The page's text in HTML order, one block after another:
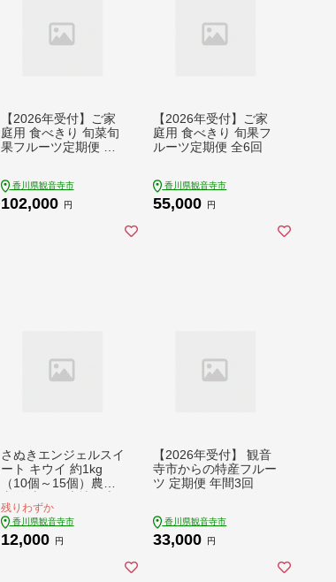
【2026年受付】ご家
庭用 食べきり 旬菜旬
果フルーツ定期便 全1
香川県観音寺市
102,000 円
【2026年受付】ご家
庭用 食べきり 旬果フ
ルーツ定期便 全6回
香川県観音寺市
55,000 円
さぬきエンジェルスイ
ート キウイ 約1kg
（10個～15個）農園
み。海のそばで育った
天使の甘さ 香川県オ
リジナル品種 キウイ
残りわずか
香川県観音寺市
12,000 円
【2026年受付】 観音
寺市からの特産フルー
ツ 定期便 年間3回
香川県観音寺市
33,000 円